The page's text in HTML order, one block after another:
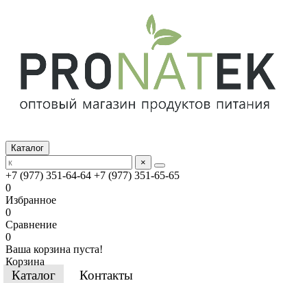
Каталог
×
+7 (977) 351-64-64 +7 (977) 351-65-65
0
Избранное
0
Сравнение
0
Ваша корзина пуста!
Корзина
Каталог Контакты